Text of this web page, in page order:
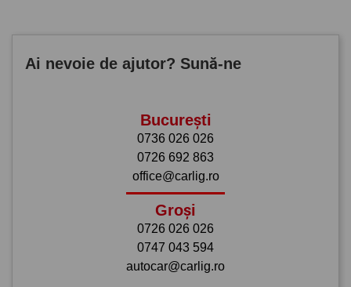
Ai nevoie de ajutor? Sună-ne
București
0736 026 026
0726 692 863
office@carlig.ro
Groși
0726 026 026
0747 043 594
autocar@carlig.ro